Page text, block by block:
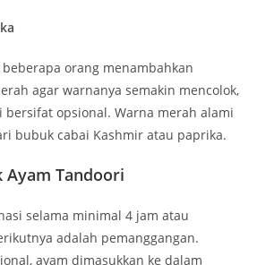
orang menambahkan
agar warnanya semakin mencolok,
bersifat opsional. Warna merah alami
bubuk cabai Kashmir atau paprika.
Ayam Tandoori
selama minimal 4 jam atau
adalah pemanggangan.
ayam dimasukkan ke dalam